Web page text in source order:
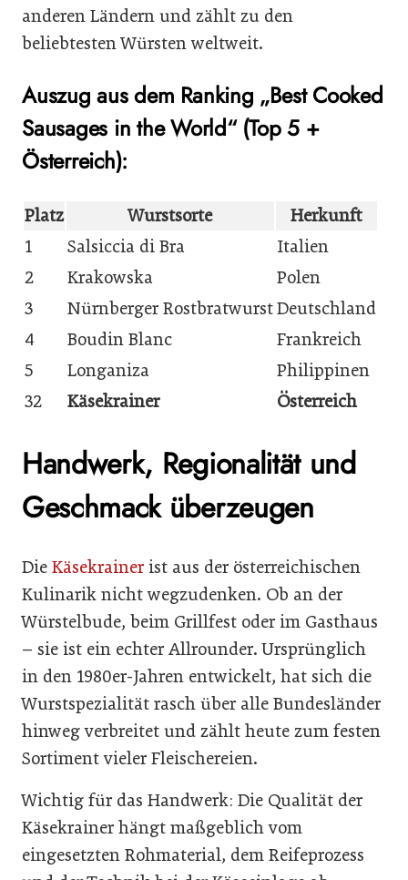
anderen Ländern und zählt zu den
beliebtesten Würsten weltweit.
Auszug aus dem Ranking „Best Cooked
Sausages in the World“ (Top 5 +
Österreich):
Platz Wurstsorte
Herkunft
1
Salsiccia di Bra
Italien
2
Krakowska
Polen
3
Nürnberger RostbratwurstDeutschland
4
Boudin Blanc
Frankreich
5
Longaniza
Philippinen
32
Käsekrainer Österreich
Handwerk, Regionalität und
Geschmack überzeugen
Die Käsekrainerist aus der österreichischen
Kulinarik nicht wegzudenken. Ob an der
Würstelbude, beim Grillfest oder im Gasthaus
– sie ist ein echter Allrounder. Ursprünglich
in den 1980er-Jahren entwickelt, hat sich die
Wurstspezialität rasch über alle Bundesländer
hinweg verbreitet und zählt heute zum festen
Sortiment vieler Fleischereien.
Wichtig für das Handwerk: Die Qualität der
Käsekrainer hängt maßgeblich vom
eingesetzten Rohmaterial, dem Reifeprozess